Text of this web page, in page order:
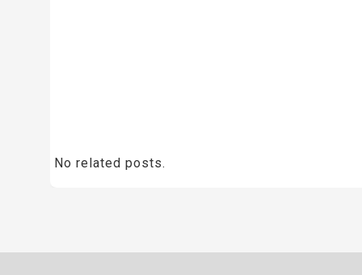
No related posts.